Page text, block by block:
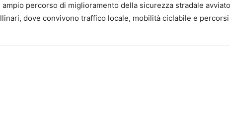
percorso di miglioramento della sicurezza stradale
dove convivono traffico locale, mobilità ciclabile e